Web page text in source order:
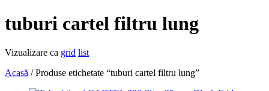
tuburi cartel filtru lung
Vizualizare ca grid list
Acasă / Produse etichetate “tuburi cartel filtru lung”